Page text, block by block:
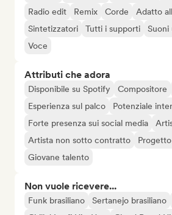
Radio edit
Remix Corde
Adatto
Sintetizzatori
Tutti i supporti Suoni
Voce
Attributi che adora
Disponibile su Spotify Compositore
Esperienza sul palco
Potenziale
Forte presenza sui social media
Artista non sotto contratto
Giovane talento
Non vuole ricevere...
Funk brasiliano Sertanejo brasiliano